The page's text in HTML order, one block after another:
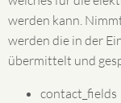
werden kann.
werden die in der
übermittelt und
contact_fields